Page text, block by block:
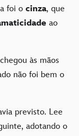
foi o cinza, que
ao
às mãos
não foi bem o
previsto. Lee
adotando o